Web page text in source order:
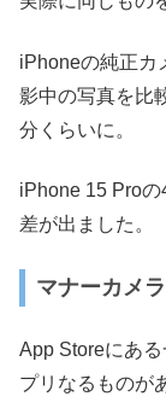
iPhoneの純正カ
影中の写真を比
分くらいに。
iPhone 15 Pro
差が出ました。
マナーカメ
App Storeにあ
プリなるものが